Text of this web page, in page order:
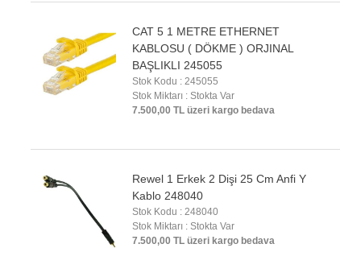
CAT 5 1 METRE ETHERNET
KABLOSU ( DÖKME ) ORJINAL
BAŞLIKLI 245055
Stok Kodu : 245055
Stok Miktarı : Stokta Var
7.500,00 TL üzeri kargo bedava
Rewel 1 Erkek 2 Dişi 25 Cm Anfi Y
Kablo 248040
Stok Kodu : 248040
Stok Miktarı : Stokta Var
7.500,00 TL üzeri kargo bedava